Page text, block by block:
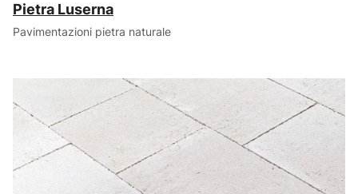
Pietra Luserna
Pavimentazioni pietra naturale